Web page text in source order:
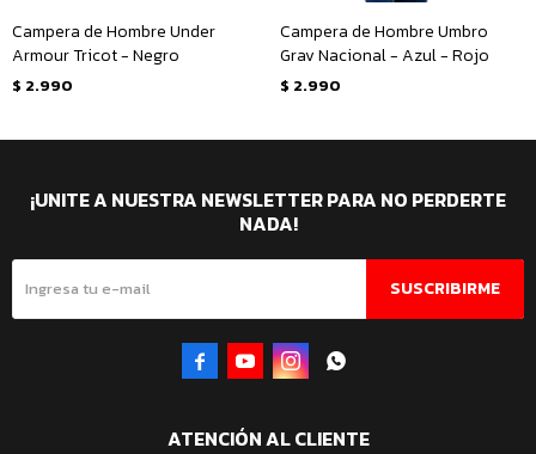
Campera de Hombre Under
Armour Tricot - Negro
$ 2.990
Campera de Hombre Umbro
Grav Nacional - Azul - Rojo
$ 2.990
ATENCIÓN AL CLIENTE
¡UNITE A NUESTRA NEWSLETTER PARA NO PERDERTE
NADA!
SUSCRIBIRME
   